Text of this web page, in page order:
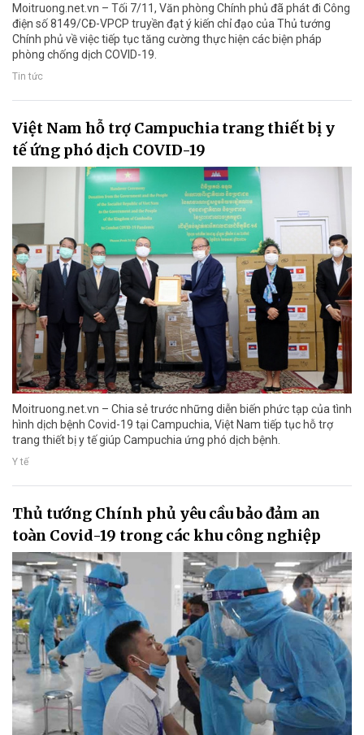
Moitruong.net.vn – Tối 7/11, Văn phòng Chính phủ đã phát đi Công
điện số 8149/CĐ-VPCP truyền đạt ý kiến chỉ đạo của Thủ tướng
Chính phủ về việc tiếp tục tăng cường thực hiện các biện pháp
phòng chống dịch COVID-19.
Tin tức
Việt Nam hỗ trợ Campuchia trang thiết bị y
tế ứng phó dịch COVID-19
Moitruong.net.vn – Chia sẻ trước những diễn biến phức tạp của tình
hình dịch bệnh Covid-19 tại Campuchia, Việt Nam tiếp tục hỗ trợ
trang thiết bị y tế giúp Campuchia ứng phó dịch bệnh.
Y tế
Thủ tướng Chính phủ yêu cầu bảo đảm an
toàn Covid-19 trong các khu công nghiệp